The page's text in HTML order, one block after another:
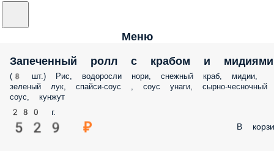
Меню
Запеченный ролл с крабом и мидиями
(8 шт.) Рис, водоросли нори, снежный краб, мидии,
зеленый лук, спайси-соус , соус унаги, сырно-чесночный
соус, кунжут
280 г.
529 ₽ В